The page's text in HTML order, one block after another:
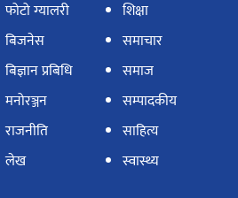
फोटो ग्यालरी
बिजनेस
बिज्ञान प्रबिधि
मनोरञ्जन
राजनीति
लेख
शिक्षा
समाचार
समाज
सम्पादकीय
साहित्य
स्वास्थ्य